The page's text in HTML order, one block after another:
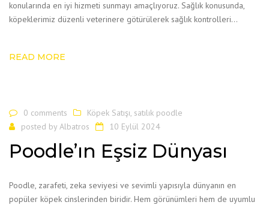
konularında en iyi hizmeti sunmayı amaçlıyoruz. Sağlık konusunda,
köpeklerimiz düzenli veterinere götürülerek sağlık kontrolleri…
READ MORE
0 comments Köpek Satışı, satılık poodle
posted by Albatros 10 Eylül 2024
Poodle’ın Eşsiz Dünyası
Poodle, zarafeti, zeka seviyesi ve sevimli yapısıyla dünyanın en
popüler köpek cinslerinden biridir. Hem görünümleri hem de uyumlu